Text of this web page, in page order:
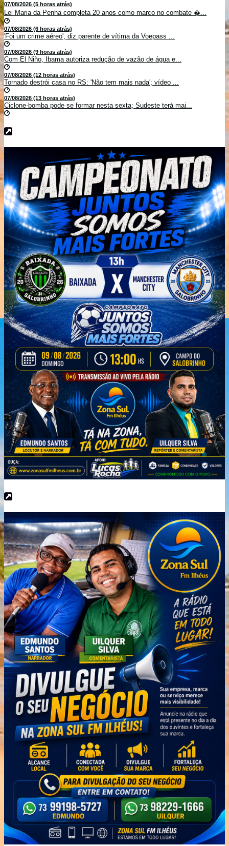
07/08/2026 (5 horas atrás)
Lei Maria da Penha completa 20 anos como marco no combate �...
07/08/2026 (6 horas atrás)
'Foi um crime aéreo', diz parente de vítima da Voepass ...
07/08/2026 (9 horas atrás)
Com El Niño, Ibama autoriza redução de vazão de água e...
07/08/2026 (12 horas atrás)
Tornado destrói casa no RS: 'Não tem mais nada'; vídeo ...
07/08/2026 (13 horas atrás)
Ciclone-bomba pode se formar nesta sexta; Sudeste terá mai...